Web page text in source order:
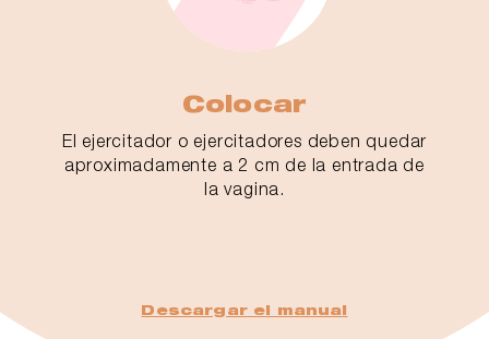
Colocar
El ejercitador o ejercitadores deben quedar
aproximadamente a 2 cm de la entrada de
la vagina.
Descargar el manual